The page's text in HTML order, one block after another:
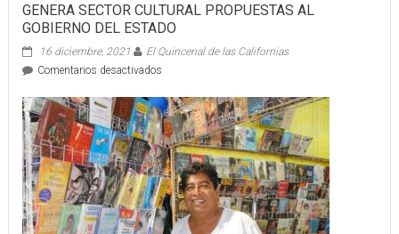
GENERA SECTOR CULTURAL PROPUESTAS AL
GOBIERNO DEL ESTADO
16 diciembre, 2021
El Quincenal de las Californias
Comentarios desactivadosen
SECTOR
CULTURAL
PROPUESTAS
AL
GOBIERNO
DEL
ESTADO